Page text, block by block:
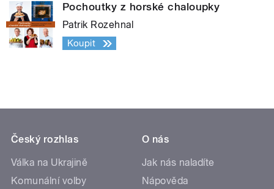
Pochoutky z horské chaloupky
Patrik Rozehnal
Koupit
Český rozhlas
Válka na Ukrajině
Komunální volby
O nás
Jak nás naladíte
Nápověda